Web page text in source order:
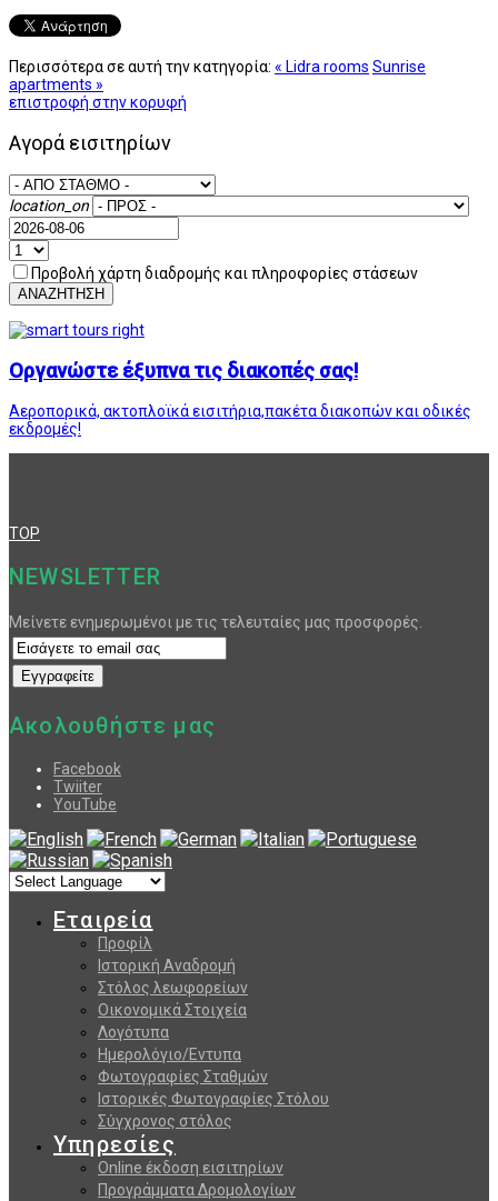
Περισσότερα σε αυτή την κατηγορία: « Lidra rooms Sunrise
apartments »
επιστροφή στην κορυφή
Αγορά εισιτηρίων
location_on
Προβολή χάρτη διαδρομής και πληροφορίες στάσεων
ΑΝΑΖΗΤΗΣΗ
Οργανώστε έξυπνα τις διακοπές σας!
Αεροπορικά, ακτοπλοϊκά εισιτήρια,πακέτα διακοπών και οδικές
εκδρομές!
TOP
NEWSLETTER
Μείνετε ενημερωμένοι με τις τελευταίες μας προσφορές.
Ακολουθήστε μας
Facebook
Twiiter
YouTube
Εταιρεία
Προφίλ
Ιστορική Αναδρομή
Στόλος λεωφορείων
Οικονομικά Στοιχεία
Λογότυπα
Ημερολόγιο/Εντυπα
Φωτογραφίες Σταθμών
Ιστορικές Φωτογραφίες Στόλου
Σύγχρονος στόλος
Υπηρεσίες
Online έκδοση εισιτηρίων
Προγράμματα Δρομολογίων